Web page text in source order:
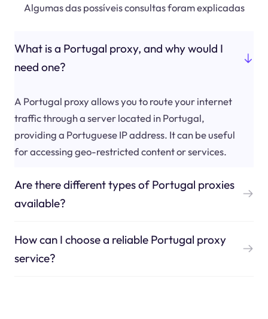
Algumas das possíveis consultas foram explicadas
What is a Portugal proxy, and why would I
need one?
A Portugal proxy allows you to route your internet
traffic through a server located in Portugal,
providing a Portuguese IP address. It can be useful
for accessing geo-restricted content or services.
Are there different types of Portugal proxies
available?
How can I choose a reliable Portugal proxy
service?